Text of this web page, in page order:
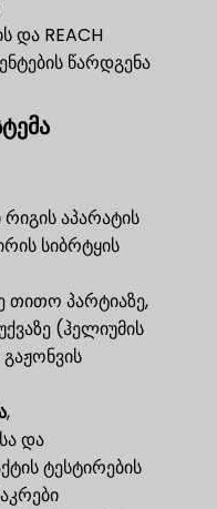
და REACH
წარდგენა
აპარატის
სიბრტყის
თითო პარტიაზე,
(ჰელიუმის
,
და
ტესტირების